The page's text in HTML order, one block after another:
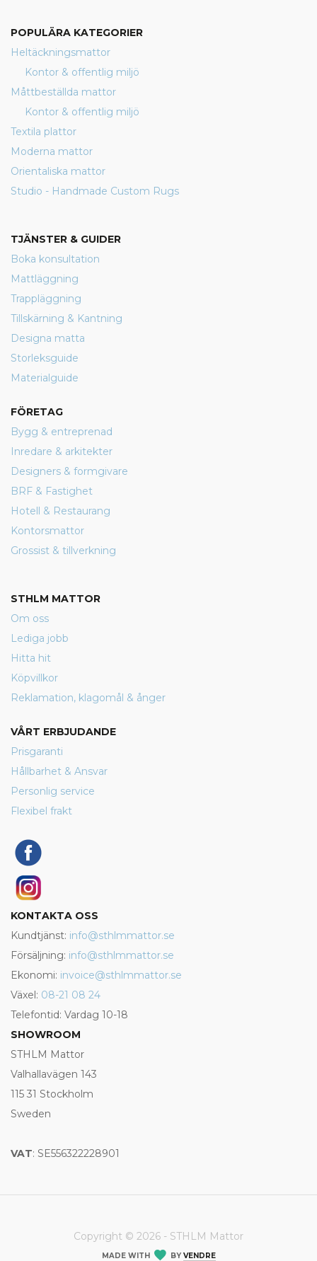
POPULÄRA KATEGORIER
Heltäckningsmattor
Kontor & offentlig miljö
Måttbeställda mattor
Kontor & offentlig miljö
Textila plattor
Moderna mattor
Orientaliska mattor
Studio - Handmade Custom Rugs
TJÄNSTER & GUIDER
Boka konsultation
Mattläggning
Trappläggning
Tillskärning & Kantning
Designa matta
Storleksguide
Materialguide
FÖRETAG
Bygg & entreprenad
Inredare & arkitekter
Designers & formgivare
BRF & Fastighet
Hotell & Restaurang
Kontorsmattor
Grossist & tillverkning
STHLM MATTOR
Om oss
Lediga jobb
Hitta hit
Köpvillkor
Reklamation, klagomål & ånger
VÅRT ERBJUDANDE
Prisgaranti
Hållbarhet & Ansvar
Personlig service
Flexibel frakt
KONTAKTA OSS
Kundtjänst: info@sthlmmattor.se
Försäljning: info@sthlmmattor.se
Ekonomi: invoice@sthlmmattor.se
Växel: 08-21 08 24
Telefontid: Vardag 10-18
SHOWROOM
STHLM Mattor
Valhallavägen 143
115 31 Stockholm
Sweden
VAT: SE556322228901
Copyright © 2026 - STHLM Mattor
MADE WITH BY VENDRE